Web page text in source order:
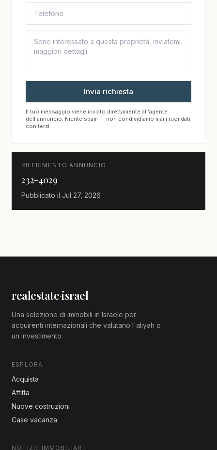
Invia richiesta
Il tuo messaggio viene inviato direttamente all'agente
dell'annuncio. Niente spam — non condividiamo mai i tuoi dati
con terzi.
RIFERIMENTO ANNUNCIO
232-4029
Pubblicato il Jul 27, 2026
realestate·israel
Una selezione di immobili in Israele per
acquirenti internazionali che valutano l'aliyah o
un investimento.
ESPLORA
Acquista
Affitta
Nuove costruzioni
Case vacanza
NOTIZIE IMMOBILIARI